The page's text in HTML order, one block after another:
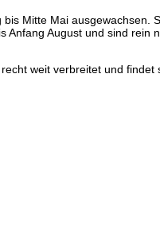
Mitte Mai ausgewachsen.
Anfang August und sind rein
weit verbreitet und findet